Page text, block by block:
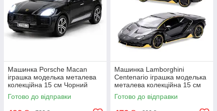
Машинка Porsche Macan
іграшка моделька металева
колекційна 15 см Чорний
(61193)
Готово до відправки
Машинка Lamborghini
Centenario іграшка моделька
металева колекційна 15 см
Чорний (59495)
Готово до відправки